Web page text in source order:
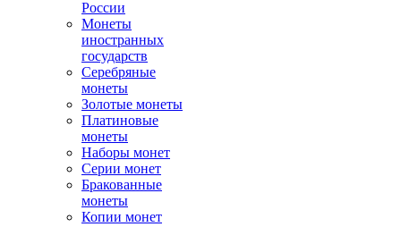
России
Монеты
иностранных
государств
Серебряные
монеты
Золотые монеты
Платиновые
монеты
Наборы монет
Серии монет
Бракованные
монеты
Копии монет